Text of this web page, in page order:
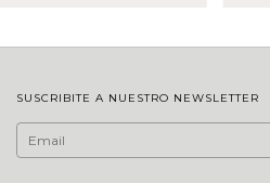
SUSCRIBITE A NUESTRO NEWSLETTER